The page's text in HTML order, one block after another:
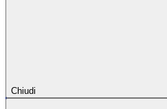
Chiudi